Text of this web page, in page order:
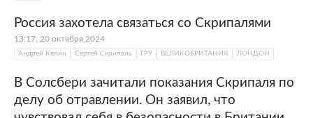
Россия захотела связаться со Скрипалями
13:17, 20 октября 2024
Андрей Келин Сергей Скрипаль ГРУ ВЕЛИКОБРИТАНИЯ ЛОНДОН
В Солсбери зачитали показания Скрипаля по
делу об отравлении. Он заявил, что